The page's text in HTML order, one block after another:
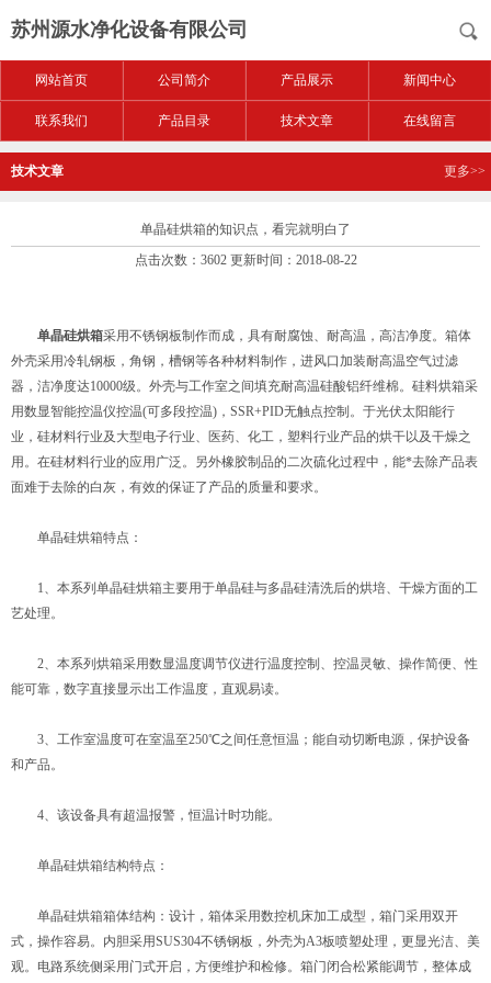
苏州源水净化设备有限公司
网站首页 公司简介 产品展示 新闻中心
联系我们 产品目录 技术文章 在线留言
技术文章 更多>>
单晶硅烘箱的知识点，看完就明白了
点击次数：3602 更新时间：2018-08-22
单晶硅烘箱采用不锈钢板制作而成，具有耐腐蚀、耐高温，高洁净度。箱体
外壳采用冷轧钢板，角钢，槽钢等各种材料制作，进风口加装耐高温空气过滤
器，洁净度达10000级。外壳与工作室之间填充耐高温硅酸铝纤维棉。硅料烘箱采
用数显智能控温仪控温(可多段控温)，SSR+PID无触点控制。于光伏太阳能行
业，硅材料行业及大型电子行业、医药、化工，塑料行业产品的烘干以及干燥之
用。在硅材料行业的应用广泛。另外橡胶制品的二次硫化过程中，能*去除产品表
面难于去除的白灰，有效的保证了产品的质量和要求。
单晶硅烘箱特点：
1、本系列单晶硅烘箱主要用于单晶硅与多晶硅清洗后的烘培、干燥方面的工
艺处理。
2、本系列烘箱采用数显温度调节仪进行温度控制、控温灵敏、操作简便、性
能可靠，数字直接显示出工作温度，直观易读。
3、工作室温度可在室温至250℃之间任意恒温；能自动切断电源，保护设备
和产品。
4、该设备具有超温报警，恒温计时功能。
单晶硅烘箱结构特点：
单晶硅烘箱箱体结构：设计，箱体采用数控机床加工成型，箱门采用双开
式，操作容易。内胆采用SUS304不锈钢板，外壳为A3板喷塑处理，更显光洁、美
观。电路系统侧采用门式开启，方便维护和检修。箱门闭合松紧能调节，整体成